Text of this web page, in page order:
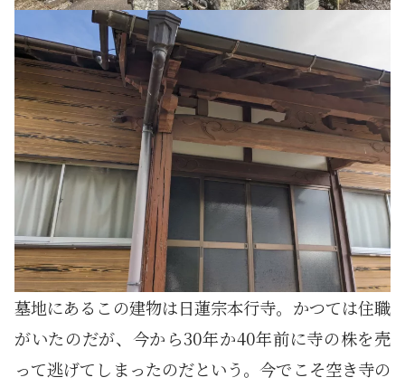
墓地にあるこの建物は日蓮宗本行寺。かつては住職
がいたのだが、今から30年か40年前に寺の株を売
って逃げてしまったのだという。今でこそ空き寺の